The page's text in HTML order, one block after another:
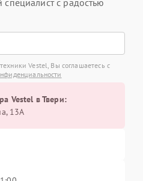
с радостью
Vestel, Вы соглашаетесь с
Vestel в Твери:
13А